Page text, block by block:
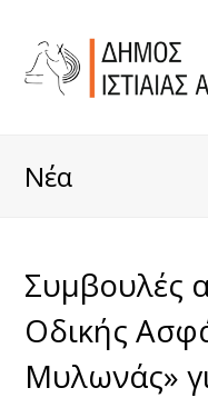
Νέα
Συμβουλές
Οδικής
Μυλωνάς»